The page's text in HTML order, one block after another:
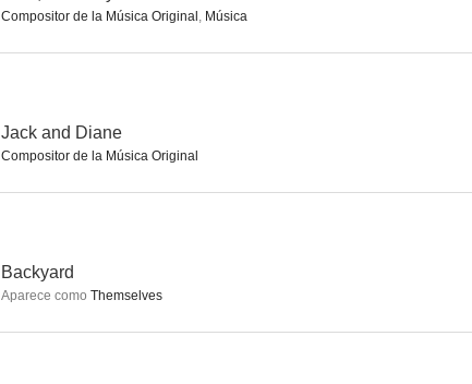
Compositor de la Música Original , Música
Jack and Diane
Compositor de la Música Original
Backyard
Aparece como Themselves